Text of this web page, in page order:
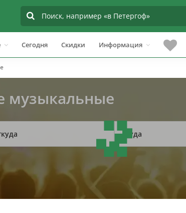
Сегодня Скидки Информация
музыкальные
Куда